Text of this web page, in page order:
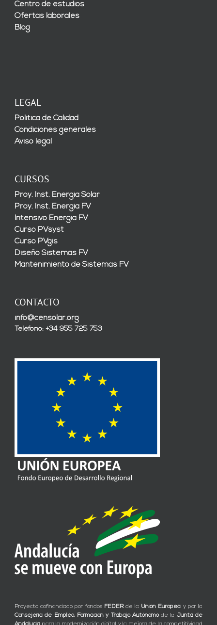
Centro de estudios
Ofertas laborales
Blog
LEGAL
Política de Calidad
Condiciones generales
Aviso legal
CURSOS
Proy. Inst. Energía Solar
Proy. Inst. Energía FV
Intensivo Energía FV
Curso PVsyst
Curso PVgis
Diseño Sistemas FV
Mantenimiento de Sistemas FV
CONTACTO
info@censolar.org
Teléfono: +34 955 725 753
Proyecto cofinanciado por fondos FEDERde la Unión Europea y por la
Consejería de Empleo, Formación y Trabajo Autónomode la Junta de